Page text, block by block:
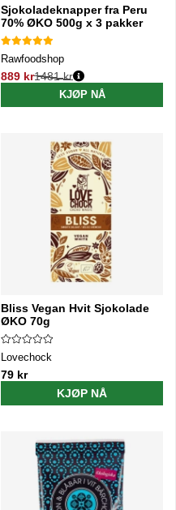
Sjokoladeknapper fra Peru
70% ØKO 500g x 3 pakker
Rawfoodshop
889 kr
Vanlig pris:
1481 kr
KJØP NÅ
Bliss Vegan Hvit Sjokolade
ØKO 70g
Lovechock
79 kr
KJØP NÅ